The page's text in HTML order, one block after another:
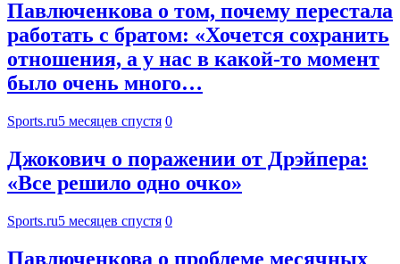
Павлюченкова о том, почему перестала
работать с братом: «Хочется сохранить
отношения, а у нас в какой-то момент
было очень много…
Sports.ru5 месяцев спустя 0
Джокович о поражении от Дрэйпера:
«Все решило одно очко»
Sports.ru5 месяцев спустя 0
Павлюченкова о проблеме месячных